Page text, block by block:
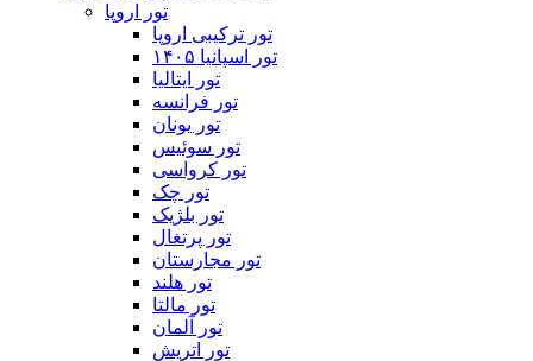
تور اروپا
تور ترکیبی اروپا
تور اسپانیا ۱۴۰۵
تور ایتالیا
تور فرانسه
تور یونان
تور سوئیس
تور کرواسی
تور چک
تور بلژیک
تور پرتغال
تور مجارستان
تور هلند
تور مالتا
تور آلمان
تور اتریش